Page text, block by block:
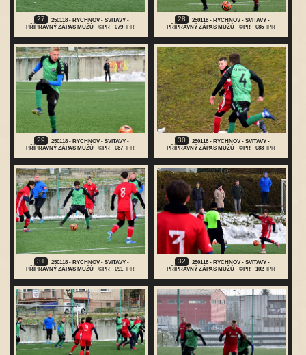
27
250118 - RYCHNOV - SVITAVY -
PŘÍPRAVNÝ ZÁPAS MUŽŮ - ©PR - 079
IPR
28
250118 - RYCHNOV - SVITAVY -
PŘÍPRAVNÝ ZÁPAS MUŽŮ - ©PR - 085
IPR
29
250118 - RYCHNOV - SVITAVY -
PŘÍPRAVNÝ ZÁPAS MUŽŮ - ©PR - 087
IPR
30
250118 - RYCHNOV - SVITAVY -
PŘÍPRAVNÝ ZÁPAS MUŽŮ - ©PR - 088
IPR
31
250118 - RYCHNOV - SVITAVY -
PŘÍPRAVNÝ ZÁPAS MUŽŮ - ©PR - 091
IPR
32
250118 - RYCHNOV - SVITAVY -
PŘÍPRAVNÝ ZÁPAS MUŽŮ - ©PR - 102
IPR